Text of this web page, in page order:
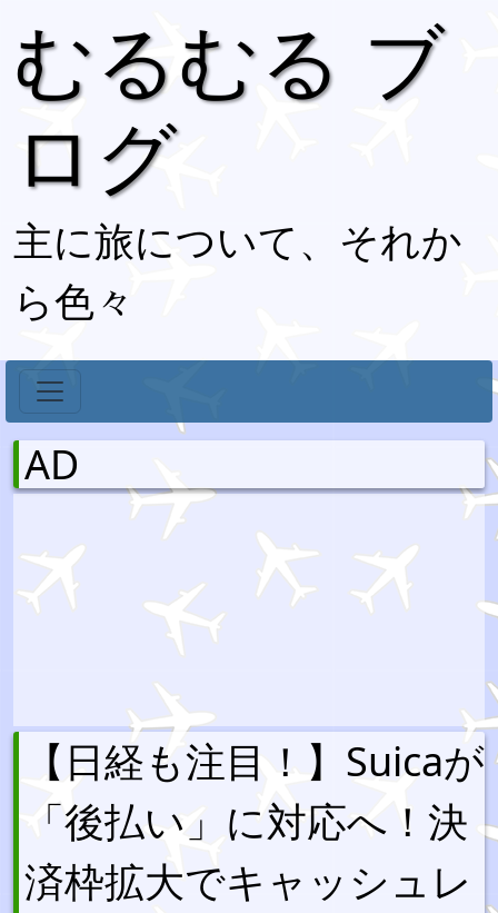
むるむる ブ
ログ
主に旅について、それか
ら色々
AD
【日経も注目！】Suicaが
「後払い」に対応へ！決
済枠拡大でキャッシュレ